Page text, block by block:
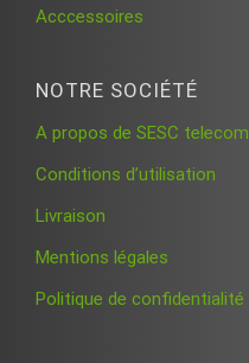
Acccessoires
NOTRE SOCIÉTÉ
A propos de SESC telecom
Conditions d’utilisation
Livraison
Mentions légales
Politique de confidentialité